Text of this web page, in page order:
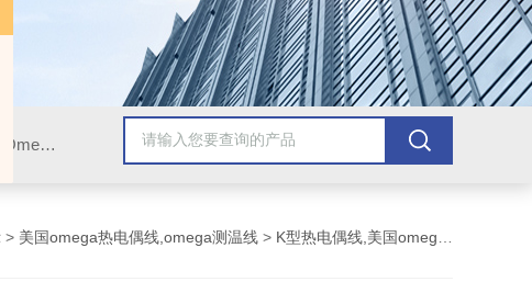
Omega插头,Omega测温线,热电偶测温线,热电偶线,铠装热电偶,热电偶连接器,热电偶插头,Omega热电偶线,T型热电偶线,TMC测温纸
> 美国omega热电偶线,omega测温线 > K型热电偶线,美国omega K型热电偶线